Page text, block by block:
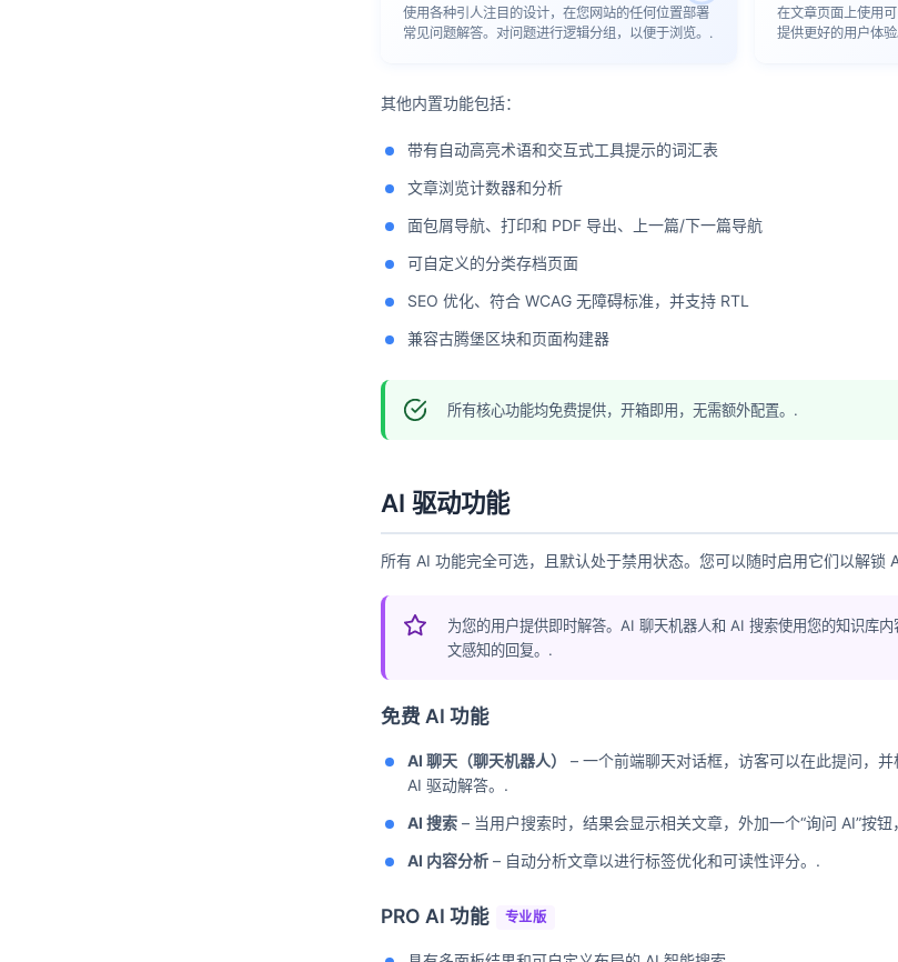
使用各种引人注目的设计，在您网站的任何位置部署
常见问题解答。对问题进行逻辑分组，以便于浏览。.
在文章页面上使用
提供更好的用户体
其他内置功能包括：
带有自动高亮术语和交互式工具提示的词汇表
文章浏览计数器和分析
面包屑导航、打印和 PDF 导出、上一篇/下一篇导航
可自定义的分类存档页面
SEO 优化、符合 WCAG 无障碍标准，并支持 RTL
兼容古腾堡区块和页面构建器
所有核心功能均免费提供，开箱即用，无需额外配置。.
AI 驱动功能
所有 AI 功能完全可选，且默认处于禁用状态。您可以随时启用它们以解锁
为您的用户提供即时解答。AI 聊天机器人和 AI 搜索使用您的知识库
文感知的回复。.
免费 AI 功能
AI 聊天（聊天机器人）
– 一个前端聊天对话框，访客可以在此提问，
AI 驱动解答。.
AI 搜索– 当用户搜索时，结果会显示相关文章，外加一个“询问 AI”按
AI 内容分析– 自动分析文章以进行标签优化和可读性评分。.
PRO AI 功能 专业版